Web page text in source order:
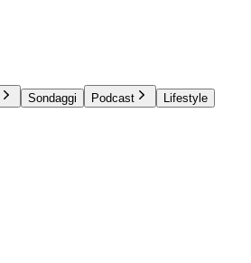
Sondaggi Podcast
Lifestyle